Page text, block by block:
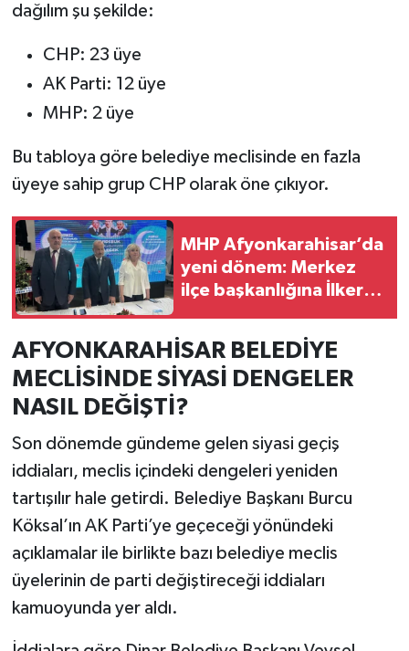
dağılım şu şekilde:
CHP: 23 üye
AK Parti: 12 üye
MHP: 2 üye
Bu tabloya göre belediye meclisinde en fazla
üyeye sahip grup CHP olarak öne çıkıyor.
MHP Afyonkarahisar’da
yeni dönem: Merkez
ilçe başkanlığına İlker
AFYONKARAHİSAR BELEDİYE
MECLİSİNDE SİYASİ DENGELER
NASIL DEĞİŞTİ?
Son dönemde gündeme gelen siyasi geçiş
iddiaları, meclis içindeki dengeleri yeniden
tartışılır hale getirdi. Belediye Başkanı Burcu
Köksal’ın AK Parti’ye geçeceği yönündeki
açıklamalar ile birlikte bazı belediye meclis
üyelerinin de parti değiştireceği iddiaları
kamuoyunda yer aldı.